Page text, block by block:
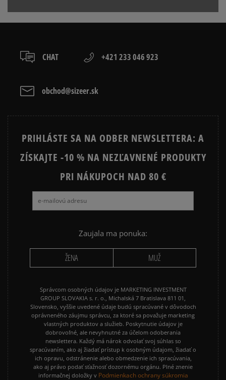
CHAT +421 233 046 923
obchod@sizeer.sk
PRIHLÁSTE SA NA ODBER NEWSLETTERA: A
ZÍSKAJTE -10 % NA NEZĽAVNENÉ PRODUKTY
PRI NÁKUPOCH NAD 80 €
Zaujala ma ponuka:
ŽENA MUŽ
Správcom osobných údajov je MARKETING INVESTMENT
GROUP SLOVAKIA s. r. o., Michalská 7 Bratislava 811 01,
Slovensko, vyššie uvedené údaje budú spracúvané v dôvodoch
oprávneného záujmu správcu, za ktoré sa považuje marketing
vlastných produktov a služieb. Poskytnutie údajov je
dobrovoľné, ale nevyhnutné za účelom odoberania
newslettera. Každý má nárok odvolať svoj súhlas so
spracúvaním, ako aj žiadať prístup k osobným údajom, žiadať o
ich opravu, odstránenie alebo obmedzenie ich spracúvania,
ako aj právo podať sťažnosť dozornému orgánu. Plné znenie
informačnej doložky v Podmienkach ochrany súkromia